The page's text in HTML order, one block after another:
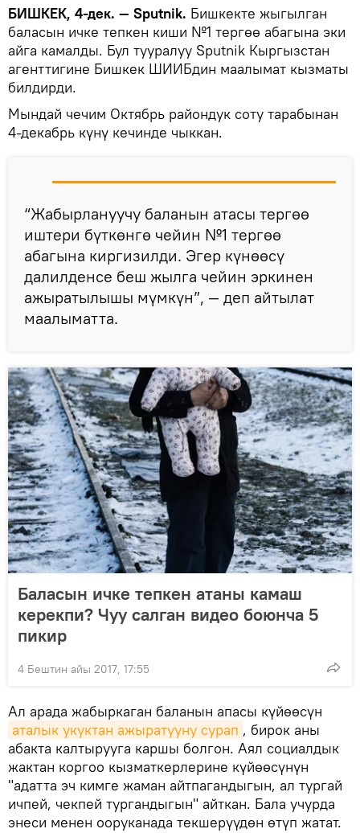
БИШКЕК, 4-дек. — Sputnik. Бишкекте жыгылган
баласын ичке тепкен киши №1 тергөө абагына эки
айга камалды. Бул тууралуу Sputnik Кыргызстан
агенттигине Бишкек ШИИБдин маалымат кызматы
билдирди.
Мындай чечим Октябрь райондук соту тарабынан
4-декабрь күнү кечинде чыккан.
“Жабырлануучу баланын атасы тергөө
иштери бүткөнгө чейин №1 тергөө
абагына киргизилди. Эгер күнөөсү
далилденсе беш жылга чейин эркинен
ажыратылышы мүмкүн”, — деп айтылат
маалыматта.
Баласын ичке тепкен атаны камаш
керекпи? Чуу салган видео боюнча 5
пикир
4 Бештин айы 2017, 17:55
Ал арада жабыркаган баланын апасы күйөөсүн
аталык укуктан ажыратууну сурап , бирок аны
абакта калтырууга каршы болгон. Аял социалдык
жактан коргоо кызматкерлерине күйөөсүнүн
"адатта эч кимге жаман айтпагандыгын, ал тургай
ичпей, чекпей тургандыгын" айткан. Бала учурда
энеси менен ооруканада текшерүүдөн өтүп жатат.